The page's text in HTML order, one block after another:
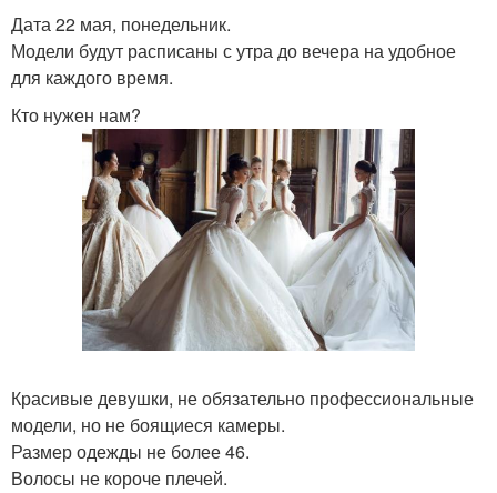
Дата 22 мая, понедельник.
Модели будут расписаны с утра до вечера на удобное
для каждого время.
Кто нужен нам?
Красивые девушки, не обязательно профессиональные
модели, но не боящиеся камеры.
Размер одежды не более 46.
Волосы не короче плечей.